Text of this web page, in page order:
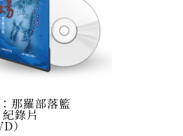
那羅部落籃
錄片
）